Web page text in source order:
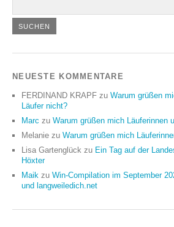
NEUESTE KOMMENTARE
FERDINAND KRAPF zu Warum grüßen
Läufer nicht?
Marc zu Warum grüßen mich Läuferinnen
Melanie zu Warum grüßen mich
Lisa Gartenglück zu Ein Tag auf der
Höxter
Maik zu Win-Compilation im September
und langweiledich.net